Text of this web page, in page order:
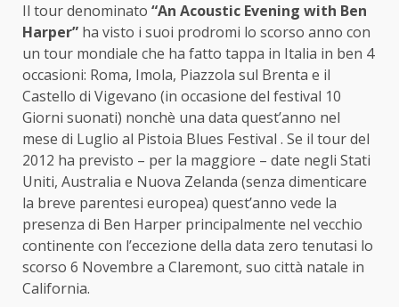
Il tour denominato “An Acoustic Evening with Ben
Harper” ha visto i suoi prodromi lo scorso anno con
un tour mondiale che ha fatto tappa in Italia in ben 4
occasioni: Roma, Imola, Piazzola sul Brenta e il
Castello di Vigevano (in occasione del festival 10
Giorni suonati) nonchè una data quest’anno nel
mese di Luglio al Pistoia Blues Festival . Se il tour del
2012 ha previsto – per la maggiore – date negli Stati
Uniti, Australia e Nuova Zelanda (senza dimenticare
la breve parentesi europea) quest’anno vede la
presenza di Ben Harper principalmente nel vecchio
continente con l’eccezione della data zero tenutasi lo
scorso 6 Novembre a Claremont, suo città natale in
California.